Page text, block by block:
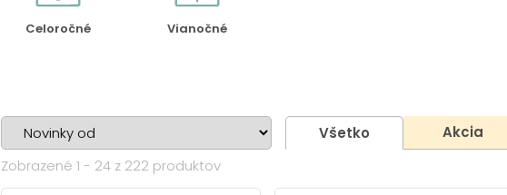
Celoročné Vianočné
Všetko Akcia
Zobrazené 1 - 24 z 222 produktov